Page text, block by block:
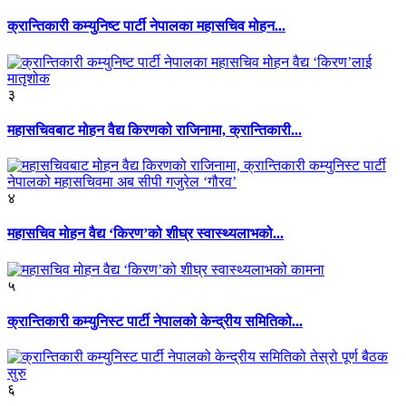
क्रान्तिकारी कम्युनिष्ट पार्टी नेपालका महासचिव मोहन...
३
महासचिवबाट मोहन वैद्य किरणको राजिनामा, क्रान्तिकारी...
४
महासचिव मोहन वैद्य ‘किरण’को शीघ्र स्वास्थ्यलाभको...
५
क्रान्तिकारी कम्युनिस्ट पार्टी नेपालको केन्द्रीय समितिको...
६